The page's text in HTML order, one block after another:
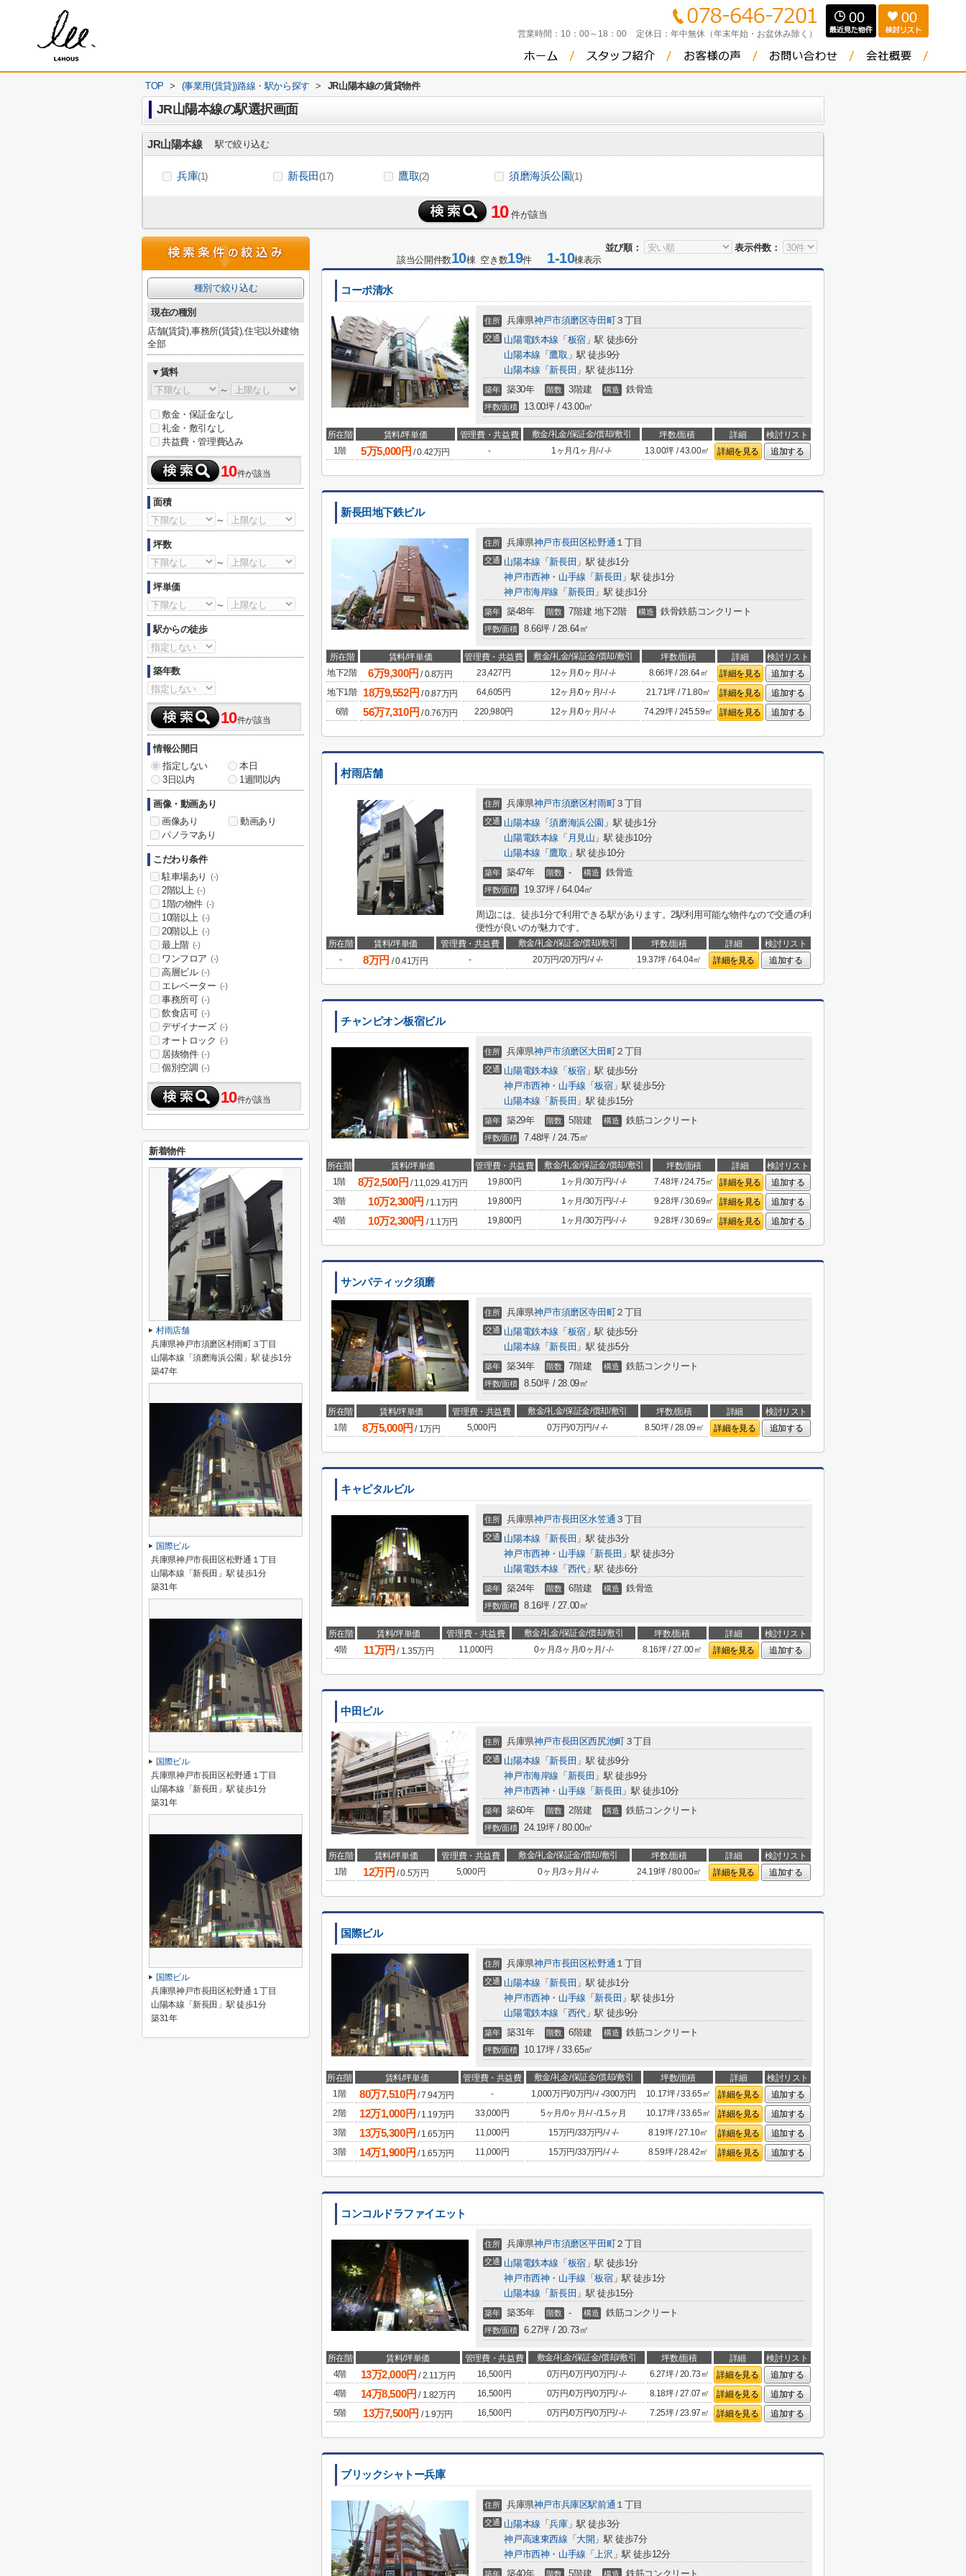
営業時間： 10：00～18：00 定休日： 年中無休（年末年始・お盆休み除く）
00 00
TOP > (事業用(賃貸))路線・駅から探す > JR山陽本線の賃貸物件
JR山陽本線の駅選択画面
JR山陽本線 駅で絞り込む
兵庫(1) 新長田(17) 鷹取(2) 須磨海浜公園(1)
10 件が該当
並び順：
表示件数：
該当公開件数10棟 空き数19件1-10棟表示
コーポ清水
住所 兵庫県神戸市須磨区寺田町３丁目
交通 山陽電鉄本線 「 板宿」駅 徒歩6分
山陽本線 「 鷹取 」駅 徒歩9分
山陽本線 「 新長田 」駅 徒歩11分
築年 築30年 階数 3階建 構造 鉄骨造
坪数/面積 13.00坪 / 43.00㎡
所在階 賃料/坪単価 管理費・共益費 敷金/礼金/保証金/償却/敷引 坪数/面積 詳細
検討リスト
1階
5万5,000円 /0.42万円 - 1ヶ月 /1ヶ月/-/-/- 13.00坪 / 43.00㎡ 詳細を見る 追加する
新長田地下鉄ビル
住所 兵庫県神戸市長田区松野通 １丁目
交通 山陽本線 「 新長田 」駅 徒歩1分
神戸市西神・山手線 「 新長田 」駅 徒歩1分
神戸市海岸線 「 新長田 」駅 徒歩1分
築年 築48年 階数 7階建 地下2階 構造 鉄骨鉄筋コンクリート
坪数/面積 8.66坪 / 28.64㎡
所在階 賃料/坪単価 管理費・共益費 敷金/礼金/保証金/償却/敷引 坪数/面積 詳細
検討リスト
地下2階
6万9,300円 /0.8万円 23,427円 12ヶ月 /0ヶ月/-/-/- 8.66坪 / 28.64㎡ 詳細を見る
追加する
地下1階
18万9,552円 /0.87万円 64,605円 12ヶ月 /0ヶ月/-/-/- 21.71坪 / 71.80㎡ 詳細を見る
追加する
6階
56万7,310円 /0.76万円 220,980円 12ヶ月 /0ヶ月/-/-/- 74.29坪 / 245.59㎡ 詳細を見る 追加する
村雨店舗
住所 兵庫県神戸市須磨区村雨町３丁目
交通 山陽本線 「須磨海浜公園 」駅 徒歩1分
山陽電鉄本線 「 月見山 」駅 徒歩10分
山陽本線 「 鷹取 」駅 徒歩10分
築年 築47年 階数 - 構造 鉄骨造
坪数/面積 19.37坪 / 64.04㎡
周辺には、徒歩1分で利用できる駅があります。2駅利用可能な物件なので交通の利
便性が良いのが魅力です。
所在階 賃料/坪単価 管理費・共益費 敷金/礼金/保証金/償却/敷引 坪数/面積 詳細
検討リスト
-
8万円 /0.41万円 - 20万円/20万円/-/-/- 19.37坪 / 64.04㎡ 詳細を見る 追加する
チャンピオン板宿ビル
住所 兵庫県神戸市須磨区大田町２丁目
交通 山陽電鉄本線 「 板宿」駅 徒歩5分
神戸市西神・山手線 「板宿」駅 徒歩5分
山陽本線 「 新長田 」駅 徒歩15分
築年 築29年 階数 5階建 構造 鉄筋コンクリート
坪数/面積 7.48坪 / 24.75㎡
所在階 賃料/坪単価 管理費・共益費 敷金/礼金/保証金/償却/敷引 坪数/面積 詳細
検討リスト
1階
8万2,500円 /11,029.41万円 19,800円 1ヶ月/30万円/-/-/- 7.48坪 / 24.75㎡ 詳細を見る
追加する
3階
10万2,300円 /1.1万円 19,800円 1ヶ月/30万円/-/-/- 9.28坪 / 30.69㎡ 詳細を見る
追加する
4階
10万2,300円 /1.1万円 19,800円 1ヶ月/30万円/-/-/- 9.28坪 / 30.69㎡ 詳細を見る 追加する
サンパティック須磨
住所 兵庫県神戸市須磨区寺田町２丁目
交通 山陽電鉄本線 「 板宿」駅 徒歩5分
山陽本線 「 新長田 」駅 徒歩5分
築年 築34年 階数 7階建 構造 鉄筋コンクリート
坪数/面積 8.50坪 / 28.09㎡
所在階 賃料/坪単価 管理費・共益費 敷金/礼金/保証金/償却/敷引 坪数/面積 詳細
検討リスト
1階
8万5,000円 / 1万円 5,000円 0万円/0万円/-/-/- 8.50坪 / 28.09㎡ 詳細を見る 追加する
キャピタルビル
住所 兵庫県神戸市長田区水笠通 ３丁目
交通 山陽本線 「 新長田 」駅 徒歩3分
神戸市西神・山手線 「 新長田 」駅 徒歩3分
山陽電鉄本線 「 西代」駅 徒歩6分
築年 築24年 階数 6階建 構造 鉄骨造
坪数/面積 8.16坪 / 27.00㎡
所在階 賃料/坪単価 管理費・共益費 敷金/礼金/保証金/償却/敷引 坪数/面積 詳細
検討リスト
4階
11万円 / 1.35万円 11,000円 0ヶ月 /3ヶ月/0ヶ月 /-/- 8.16坪 / 27.00㎡ 詳細を見る 追加する
中田ビル
住所 兵庫県神戸市長田区西尻池町３丁目
交通 山陽本線 「 新長田 」駅 徒歩9分
神戸市海岸線 「 新長田 」駅 徒歩9分
神戸市西神・山手線 「 新長田 」駅 徒歩10分
築年 築60年 階数 2階建 構造 鉄筋コンクリート
坪数/面積 24.19坪 / 80.00㎡
所在階 賃料/坪単価 管理費・共益費 敷金/礼金/保証金/償却/敷引 坪数/面積 詳細
検討リスト
1階
12万円 /0.5万円 5,000円 0ヶ月/3ヶ月 /-/-/- 24.19坪 / 80.00㎡ 詳細を見る 追加する
国際ビル
住所 兵庫県神戸市長田区松野通 １丁目
交通 山陽本線 「 新長田 」駅 徒歩1分
神戸市西神・山手線 「 新長田 」駅 徒歩1分
山陽電鉄本線 「 西代」駅 徒歩9分
築年 築31年 階数 6階建 構造 鉄筋コンクリート
坪数/面積 10.17坪 / 33.65㎡
所在階 賃料/坪単価 管理費・共益費 敷金/礼金/保証金/償却/敷引 坪数/面積 詳細
検討リスト
1階
80万7,510円 /7.94万円 - 1,000万円/0万円/-/-/300万円 10.17坪 / 33.65㎡ 詳細を見る
追加する
2階
12万1,000円 /1.19万円 33,000円 5ヶ月/0ヶ月 /-/-/1.5ヶ月 10.17坪 / 33.65㎡ 詳細を見る
追加する
3階
13万5,300円 /1.65万円 11,000円 15万円/33万円/-/-/- 8.19坪 / 27.10㎡ 詳細を見る
追加する
3階
14万1,900円 /1.65万円 11,000円 15万円/33万円/-/-/- 8.59坪 / 28.42㎡ 詳細を見る 追加する
コンコルドラファイエット
住所 兵庫県神戸市須磨区平田町２丁目
交通 山陽電鉄本線 「 板宿」駅 徒歩1分
神戸市西神・山手線 「板宿」駅 徒歩1分
山陽本線 「 新長田 」駅 徒歩15分
築年 築35年 階数 - 構造 鉄筋コンクリート
坪数/面積 6.27坪 / 20.73㎡
所在階 賃料/坪単価 管理費・共益費 敷金/礼金/保証金/償却/敷引 坪数/面積 詳細
検討リスト
4階
13万2,000円 /2.11万円 16,500円 0万円/0万円/0万円/-/- 6.27坪 / 20.73㎡ 詳細を見る
追加する
4階
14万8,500円 / 1.82万円 16,500円 0万円/0万円/0万円/-/- 8.18坪 / 27.07㎡ 詳細を見る
追加する
5階
13万7,500円 /1.9万円 16,500円 0万円/0万円/0万円/-/- 7.25坪 / 23.97㎡ 詳細を見る 追加する
ブリックシャトー兵庫
住所 兵庫県神戸市兵庫区駅前通 １丁目
交通 山陽本線 「兵庫」駅 徒歩3分
神戸高速東西線 「 大開 」駅 徒歩7分
神戸市西神・山手線 「上沢 」駅 徒歩12分
築年 築40年 階数 5階建 構造 鉄筋コンクリート
種別で絞り込む
現在の種別
店舗(賃貸),事務所(賃貸),住宅以外建物
全部
▼賃料
～
敷金・保証金なし
礼金・敷引なし
共益費・管理費込み
10件が該当
面積
～
坪数
～
坪単価
～
駅からの徒歩
築年数
10件が該当
情報公開日
指定しない
本日
3日以内
1週間以内
画像・動画あり
画像あり
動画あり
パノラマあり
こだわり条件
駐車場あり
(-)
2階以上 (-)
1階の物件 (-)
10階以上 (-)
20階以上 (-)
最上階 (-)
ワンフロア (-)
高層ビル (-)
エレベーター (-)
事務所可 (-)
飲食店可 (-)
デザイナーズ (-)
オートロック (-)
居抜物件 (-)
個別空調 (-)
10件が該当
新着物件
村雨店舗
兵庫県神戸市須磨区村雨町３丁目
山陽本線「須磨海浜公園」駅 徒歩1分
築47年
国際ビル
兵庫県神戸市長田区松野通１丁目
山陽本線「新長田」駅 徒歩1分
築31年
国際ビル
兵庫県神戸市長田区松野通１丁目
山陽本線「新長田」駅 徒歩1分
築31年
国際ビル
兵庫県神戸市長田区松野通１丁目
山陽本線「新長田」駅 徒歩1分
築31年